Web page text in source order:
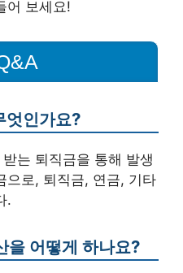
어 보세요!
엇인가요?
는 퇴직금을 통해 발생
으로, 퇴직금, 연금, 기타
.
을 어떻게 하나요?